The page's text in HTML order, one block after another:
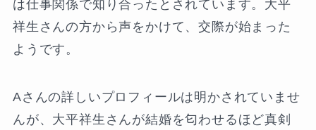
は仕事関係で知り合ったとされています。大平
祥生さんの方から声をかけて、交際が始まった
ようです。
Aさんの詳しいプロフィールは明かされていませ
んが、大平祥生さんが結婚を匂わせるほど真剣